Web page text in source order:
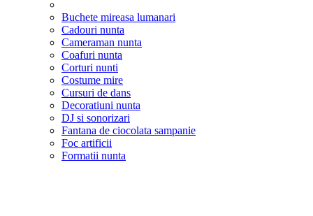
Buchete mireasa lumanari
Cadouri nunta
Cameraman nunta
Coafuri nunta
Corturi nunti
Costume mire
Cursuri de dans
Decoratiuni nunta
DJ si sonorizari
Fantana de ciocolata sampanie
Foc artificii
Formatii nunta